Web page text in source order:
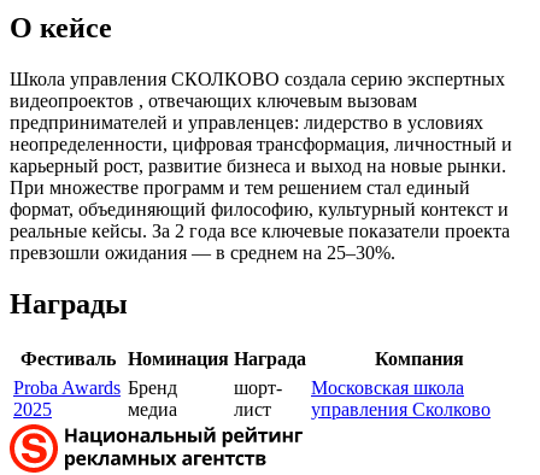
О кейсе
Школа управления СКОЛКОВО создала серию экспертных
видеопроектов , отвечающих ключевым вызовам
предпринимателей и управленцев: лидерство в условиях
неопределенности, цифровая трансформация, личностный и
карьерный рост, развитие бизнеса и выход на новые рынки.
При множестве программ и тем решением стал единый
формат, объединяющий философию, культурный контекст и
реальные кейсы. За 2 года все ключевые показатели проекта
превзошли ожидания — в среднем на 25–30%.
Награды
Фестиваль Номинация Награда
Компания
Proba Awards
2025
Бренд
медиа
шорт-
лист
Московская школа
управления Сколково